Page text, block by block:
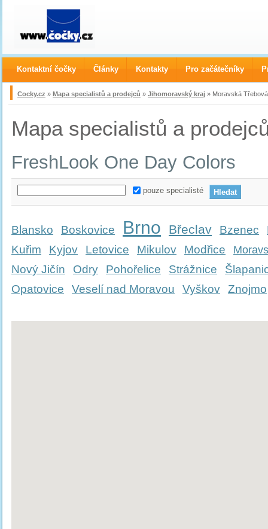
Cocky.cz » Mapa specialistů a prodejců » Jihomoravský kraj » Moravská Třebová
Mapa specialistů a
FreshLook One Day Colors
pouze specialisté
Blansko Boskovice Brno Břeclav Bzenec
Kuřim
Kyjov Letovice Mikulov Modřice
Nový Jičín Odry Pohořelice Strážnice
Opatovice
Veselí nad Moravou Vyškov Znojmo
Kontaktní čočky Články Kontakty Pro začátečníky